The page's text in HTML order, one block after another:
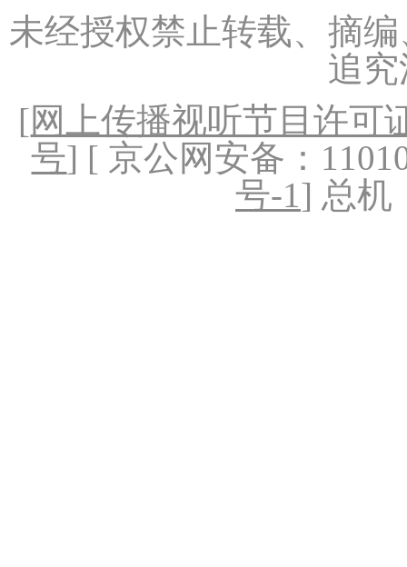
未经授权禁止转载、摘
追
[网上传播视听节目许可
号] [ 京公网安备：
号-1] 总机